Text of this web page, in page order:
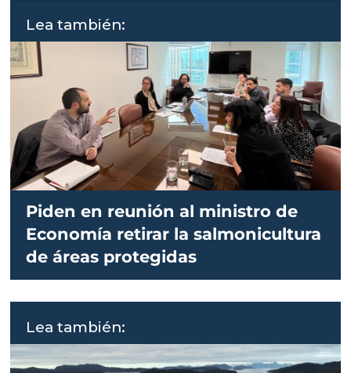
Lea también:
Piden en reunión al ministro de
Economía retirar la salmonicultura
de áreas protegidas
Lea también: